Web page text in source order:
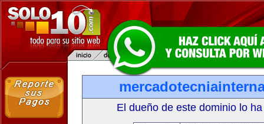
El dueño de este dominio lo